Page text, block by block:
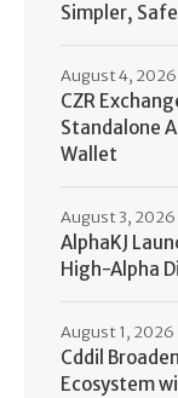
Simpler,
CZR
Standalone
Wallet
August 4, 2026
AlphaKJ
High-Alpha
August 3, 2026
Cddil
Ecosystem
August 1, 2026